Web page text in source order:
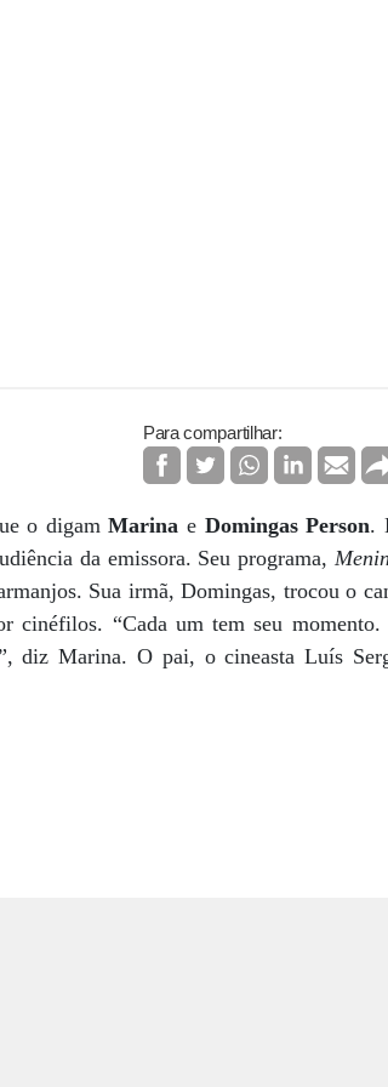
Para compartilhar:
o digamMarina e Domingas Person.
da emissora. Seu programa,
Sua irmã, Domingas, trocou o
cinéfilos. “Cada um tem seu
diz Marina. O pai, o cineasta Luís